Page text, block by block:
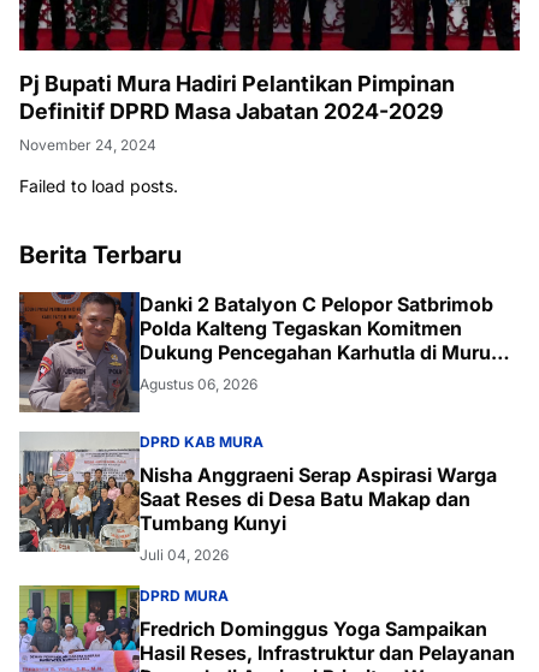
Pj Bupati Mura Hadiri Pelantikan Pimpinan
Definitif DPRD Masa Jabatan 2024-2029
November 24, 2024
Failed to load posts.
Berita Terbaru
Danki 2 Batalyon C Pelopor Satbrimob
Polda Kalteng Tegaskan Komitmen
Dukung Pencegahan Karhutla di Murung
Raya
Agustus 06, 2026
DPRD KAB MURA
Nisha Anggraeni Serap Aspirasi Warga
Saat Reses di Desa Batu Makap dan
Tumbang Kunyi
Juli 04, 2026
DPRD MURA
Fredrich Dominggus Yoga Sampaikan
Hasil Reses, Infrastruktur dan Pelayanan